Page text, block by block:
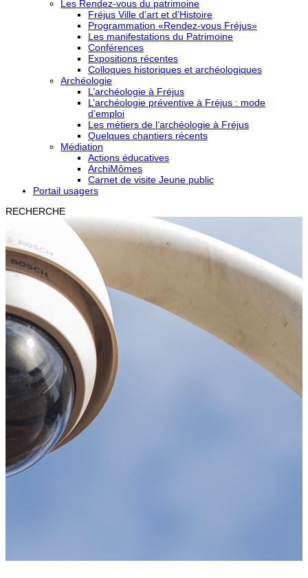
Les Rendez-vous du patrimoine
Fréjus Ville d’art et d’Histoire
Programmation «Rendez-vous Fréjus»
Les manifestations du Patrimoine
Conférences
Expositions récentes
Colloques historiques et archéologiques
Archéologie
L’archéologie à Fréjus
L’archéologie préventive à Fréjus : mode
d’emploi
Les métiers de l’archéologie à Fréjus
Quelques chantiers récents
Médiation
Actions éducatives
ArchiMômes
Carnet de visite Jeune public
Portail usagers
RECHERCHE